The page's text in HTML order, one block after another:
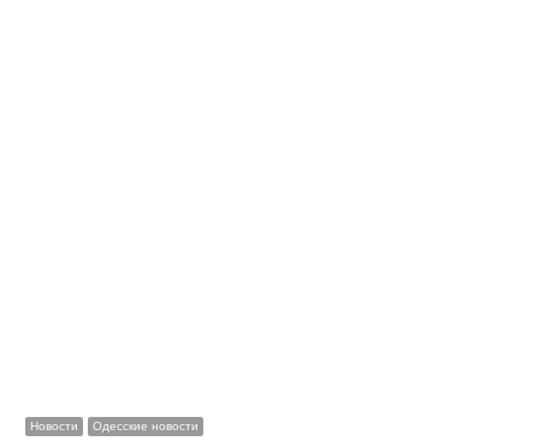
Новости Одесские новости